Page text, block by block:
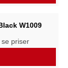
W1009
priser